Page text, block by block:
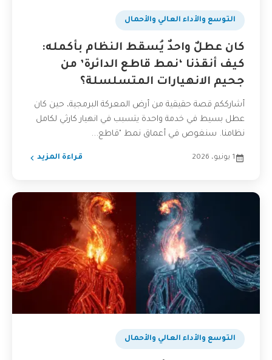
التوسع والأداء العالي والأحمال
كان عطلٌ واحدٌ يُسقط النظام بأكمله:
كيف أنقذنا ‘نمط قاطع الدائرة’ من
جحيم الانهيارات المتسلسلة؟
أشارككم قصة حقيقية من أرض المعركة البرمجية، حين كان
عطل بسيط في خدمة واحدة يتسبب في انهيار كارثي لكامل
نظامنا. سنغوص في أعماق نمط "قاطع...
1 يونيو، 2026 قراءة المزيد
التوسع والأداء العالي والأحمال